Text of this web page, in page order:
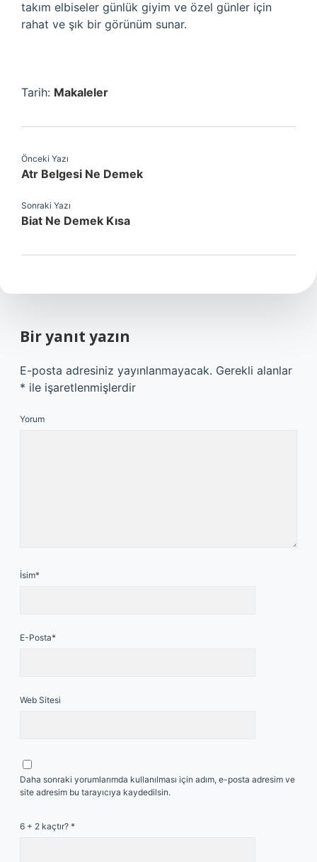
takım elbiseler günlük giyim ve özel günler için
rahat ve şık bir görünüm sunar.
Tarih: Makaleler
Önceki Yazı
Atr Belgesi Ne Demek
Sonraki Yazı
Biat Ne Demek Kısa
Bir yanıt yazın
E-posta adresiniz yayınlanmayacak. Gerekli alanlar
* ile işaretlenmişlerdir
Yorum
İsim*
E-Posta*
Web Sitesi
Daha sonraki yorumlarımda kullanılması için adım, e-posta adresim ve
site adresim bu tarayıcıya kaydedilsin.
6 + 2 kaçtır? *